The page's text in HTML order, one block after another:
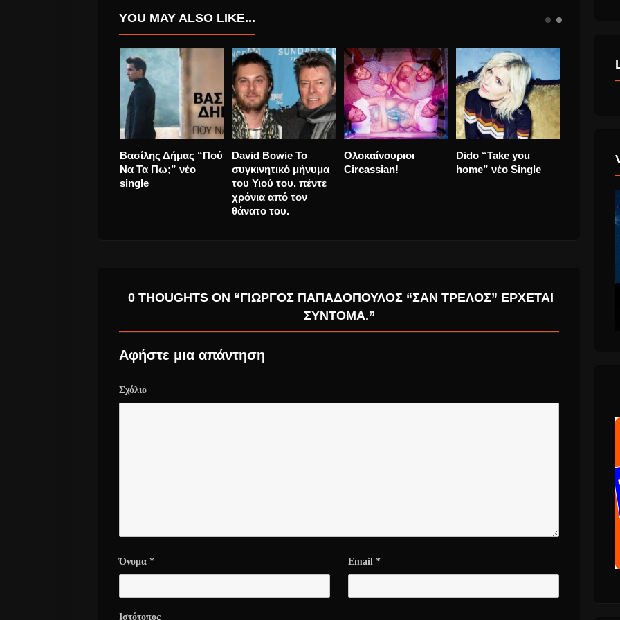
YOU MAY ALSO LIKE...
Αντώνης Ρέμος “Στη
Στροφή Του
Χωρισμού” νέο
Freddie Mercury
“Time Waits For No
One” ακυκλοφόρητο
τραγούδι.
Βασίλης Δήμας “Πού
Να Τα Πω;” νέο
David Bowie Το
συγκινητικό μήνυμα
0 THOUGHTS ON “ΓΙΏΡΓΟΣ ΠΑΠΑΔΌΠΟΥΛΟΣ “ΣΑΝ ΤΡΕΛΌΣ” ΈΡΧΕΤΑΙ
ΣΎΝΤΟΜΑ.”
Αφήστε μια απάντηση
Σχόλιο
Όνομα * Email *
Ιστότοπος